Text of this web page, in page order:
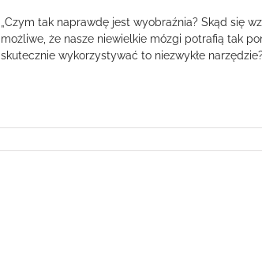
„Czym tak naprawdę jest wyobraźnia? Skąd się
możliwe, że nasze niewielkie mózgi potrafią tak
skutecznie wykorzystywać to niezwykłe